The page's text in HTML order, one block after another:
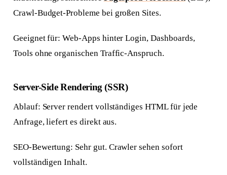
Crawl-Budget-Probleme bei großen Sites.
Geeignet für: Web-Apps hinter Login, Dashboards,
Tools ohne organischen Traffic-Anspruch.
Server-Side Rendering (SSR)
Ablauf: Server rendert vollständiges HTML für jede
Anfrage, liefert es direkt aus.
SEO-Bewertung: Sehr gut. Crawler sehen sofort
vollständigen Inhalt.